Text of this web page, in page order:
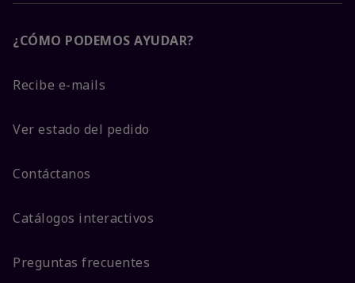
¿CÓMO PODEMOS AYUDAR?
Recibe e-mails
Ver estado del pedido
Contáctanos
Catálogos interactivos
Preguntas frecuentes